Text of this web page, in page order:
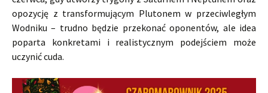
opozycję z transformującym Plutonem w przeciwległym
Wodniku – trudno będzie przekonać oponentów, ale idea
poparta konkretami i realistycznym podejściem może
uczynić cuda.